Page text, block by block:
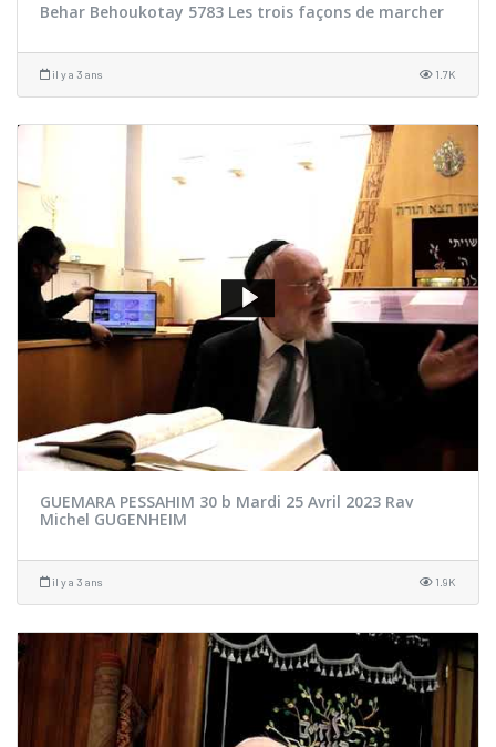
Behar Behoukotay 5783 Les trois façons de marcher
il y a 3 ans 1.7K
GUEMARA PESSAHIM 30 b Mardi 25 Avril 2023 Rav
Michel GUGENHEIM
il y a 3 ans 1.9K